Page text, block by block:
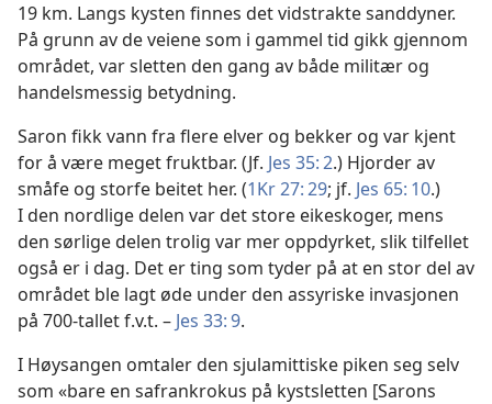
19 km. Langs kysten finnes det vidstrakte sanddyner.
På grunn av de veiene som i gammel tid gikk gjennom
området, var sletten den gang av både militær og
handelsmessig betydning.
Saron fikk vann fra flere elver og bekker og var kjent
for å være meget fruktbar. (Jf. Jes 35: 2.) Hjorder av
småfe og storfe beitet her. (1Kr 27: 29; jf. Jes 65: 10.)
I den nordlige delen var det store eikeskoger, mens
den sørlige delen trolig var mer oppdyrket, slik tilfellet
også er i dag. Det er ting som tyder på at en stor del av
området ble lagt øde under den assyriske invasjonen
på 700-tallet f.v.t. – Jes 33: 9.
I Høysangen omtaler den sjulamittiske piken seg selv
som «bare en safrankrokus på kystsletten [Sarons